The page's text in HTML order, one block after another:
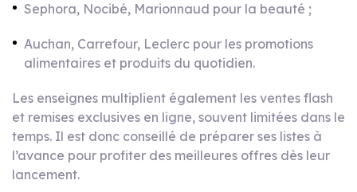
Sephora, Nocibé, Marionnaud pour la beauté ;
Auchan, Carrefour, Leclerc pour les promotions
alimentaires et produits du quotidien.
Les enseignes multiplient également les ventes flash
et remises exclusives en ligne, souvent limitées dans le
temps. Il est donc conseillé de préparer ses listes à
l’avance pour profiter des meilleures offres dès leur
lancement.